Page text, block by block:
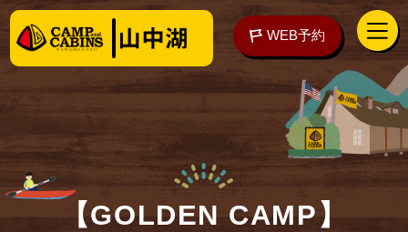
WEB予約
【GOLDEN CAMP】